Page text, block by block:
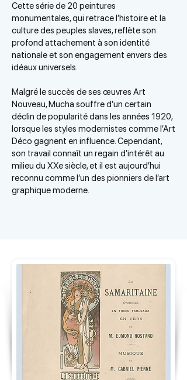
Cette série de 20 peintures
monumentales, qui retrace l’histoire et la
culture des peuples slaves, reflète son
profond attachement à son identité
nationale et son engagement envers des
idéaux universels.
Malgré le succès de ses œuvres Art
Nouveau, Mucha souffre d’un certain
déclin de popularité dans les années 1920,
lorsque les styles modernistes comme l’Art
Déco gagnent en influence. Cependant,
son travail connaît un regain d’intérêt au
milieu du XXe siècle, et il est aujourd’hui
reconnu comme l’un des pionniers de l’art
graphique moderne.